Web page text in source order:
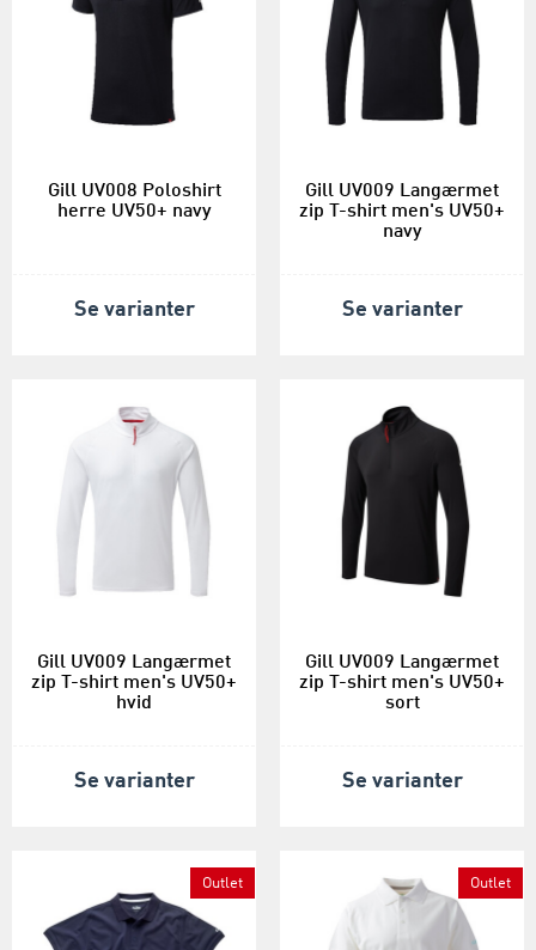
Gill UV008 Poloshirt
herre UV50+ navy
Se varianter
Gill UV009 Langærmet
zip T-shirt men's UV50+
navy
Se varianter
Gill UV009 Langærmet
zip T-shirt men's UV50+
hvid
Se varianter
Gill UV009 Langærmet
zip T-shirt men's UV50+
sort
Se varianter
Outlet Outlet